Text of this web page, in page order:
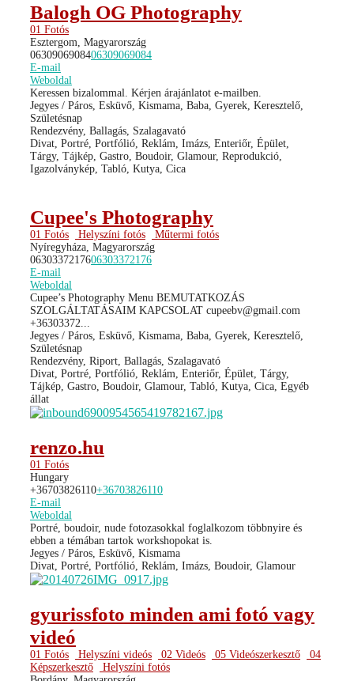
Balogh OG Photography
01 Fotós
Esztergom, Magyarország
0630906908406309069084
E-mail
Weboldal
Keressen bizalommal. Kérjen árajánlatot e-mailben.
Jegyes / Páros, Esküvő, Kismama, Baba, Gyerek, Keresztelő,
Születésnap
Rendezvény, Ballagás, Szalagavató
Divat, Portré, Portfólió, Reklám, Imázs, Enteriőr, Épület,
Tárgy, Tájkép, Gastro, Boudoir, Glamour, Reprodukció,
Igazolványkép, Tabló, Kutya, Cica
Cupee's Photography
01 Fotós Helyszíni fotós
Műtermi fotós
Nyíregyháza, Magyarország
0630337217606303372176
E-mail
Weboldal
Cupee’s Photography Menu BEMUTATKOZÁS
SZOLGÁLTATÁSAIM KAPCSOLAT cupeebv@gmail.com
+36303372...
Jegyes / Páros, Esküvő, Kismama, Baba, Gyerek, Keresztelő,
Születésnap
Rendezvény, Riport, Ballagás, Szalagavató
Divat, Portré, Portfólió, Reklám, Enteriőr, Épület, Tárgy,
Tájkép, Gastro, Boudoir, Glamour, Tabló, Kutya, Cica, Egyéb
állat
renzo.hu
01 Fotós
Hungary
+36703826110+36703826110
E-mail
Weboldal
Portré, boudoir, nude fotozasokkal foglalkozom többnyire és
ebben a témában tartok workshopokat is.
Jegyes / Páros, Esküvő, Kismama
Divat, Portré, Portfólió, Reklám, Imázs, Boudoir, Glamour
gyurissfoto minden ami fotó vagy
videó
01 Fotós Helyszíni videós 02 Videós 05 Videószerkesztő
04
Képszerkesztő
Helyszíni fotós